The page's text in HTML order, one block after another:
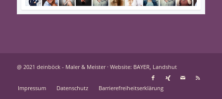
@ 2021 deinböck - Maler & Meister · Website: BAYER, Landshut
Impressum Datenschutz Barrierefreiheitserklärung